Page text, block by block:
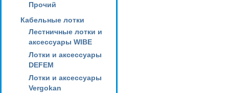
Прочий
Кабельные лотки
Лестничные лотки и
аксессуары WIBE
Лотки и аксессуары
DEFEM
Лотки и аксессуары
Vergokan